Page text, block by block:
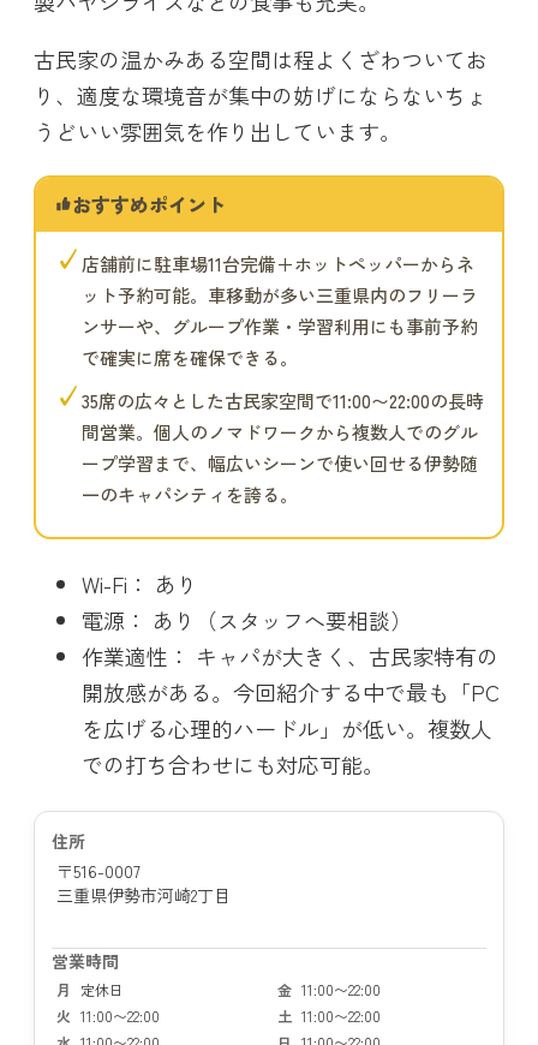
古民家の温かみある空間は程よくざわついてお
り、適度な環境音が集中の妨げにならないちょ
うどいい雰囲気を作り出しています。
おすすめポイント
✓店舗前に駐車場11台完備＋ホットペッパーからネ
ット予約可能。車移動が多い三重県内のフリーラ
ンサーや、グループ作業・学習利用にも事前予約
で確実に席を確保できる。
✓35席の広々とした古民家空間で11:00〜22:00の長時
間営業。個人のノマドワークから複数人でのグル
ープ学習まで、幅広いシーンで使い回せる伊勢随
一のキャパシティを誇る。
Wi-Fi： あり
電源： あり（スタッフへ要相談）
作業適性： キャパが大きく、古民家特有の
開放感がある。今回紹介する中で最も「PC
を広げる心理的ハードル」が低い。複数人
での打ち合わせにも対応可能。
住所
〒516-0007
三重県伊勢市河崎2丁目
営業時間
月
定休日
火 11:00〜22:00
金 11:00〜22:00
土 11:00〜22:00